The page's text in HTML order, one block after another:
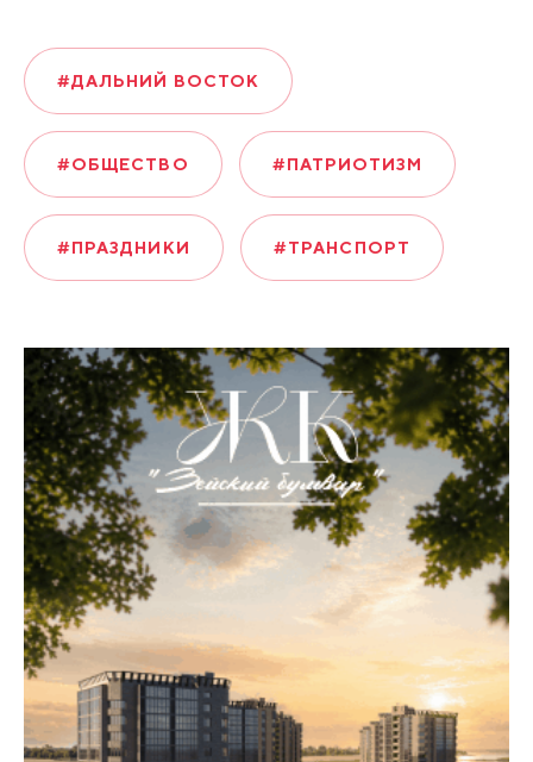
#ДАЛЬНИЙ ВОСТОК
#ОБЩЕСТВО #ПАТРИОТИЗМ
#ПРАЗДНИКИ #ТРАНСПОРТ